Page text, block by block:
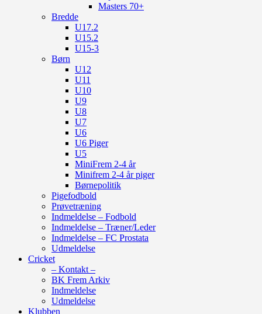
Masters 70+
Bredde
U17.2
U15.2
U15-3
Børn
U12
U11
U10
U9
U8
U7
U6
U6 Piger
U5
MiniFrem 2-4 år
Minifrem 2-4 år piger
Børnepolitik
Pigefodbold
Prøvetræning
Indmeldelse – Fodbold
Indmeldelse – Træner/Leder
Indmeldelse – FC Prostata
Udmeldelse
Cricket
– Kontakt –
BK Frem Arkiv
Indmeldelse
Udmeldelse
Klubben